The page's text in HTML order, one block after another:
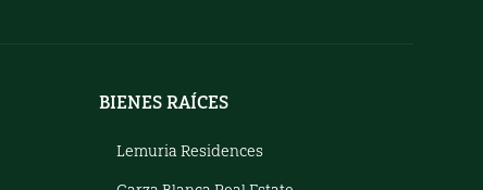
BIENES RAÍCES
Lemuria Residences